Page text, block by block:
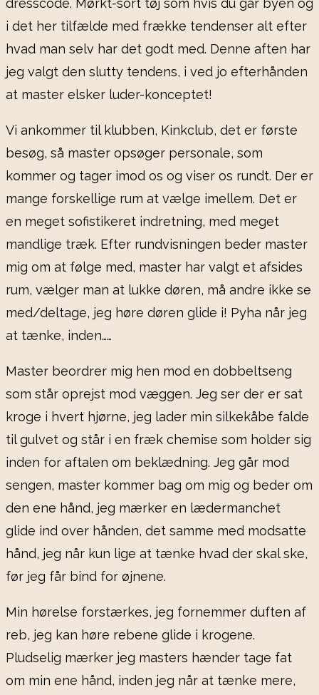
dresscode. Mørkt-sort tøj som hvis du går byen og
i det her tilfælde med frække tendenser alt efter
hvad man selv har det godt med. Denne aften har
jeg valgt den slutty tendens, i ved jo efterhånden
at master elsker luder-konceptet!
Vi ankommer til klubben, Kinkclub, det er første
besøg, så master opsøger personale, som
kommer og tager imod os og viser os rundt. Der er
mange forskellige rum at vælge imellem. Det er
en meget sofistikeret indretning, med meget
mandlige træk. Efter rundvisningen beder master
mig om at følge med, master har valgt et afsides
rum, vælger man at lukke døren, må andre ikke se
med/deltage, jeg høre døren glide i! Pyha når jeg
at tænke, inden……
Master beordrer mig hen mod en dobbeltseng
som står oprejst mod væggen. Jeg ser der er sat
kroge i hvert hjørne, jeg lader min silkekåbe falde
til gulvet og står i en fræk chemise som holder sig
inden for aftalen om beklædning. Jeg går mod
sengen, master kommer bag om mig og beder om
den ene hånd, jeg mærker en lædermanchet
glide ind over hånden, det samme med modsatte
hånd, jeg når kun lige at tænke hvad der skal ske,
før jeg får bind for øjnene.
Min hørelse forstærkes, jeg fornemmer duften af
reb, jeg kan høre rebene glide i krogene.
Pludselig mærker jeg masters hænder tage fat
om min ene hånd, inden jeg når at tænke mere,